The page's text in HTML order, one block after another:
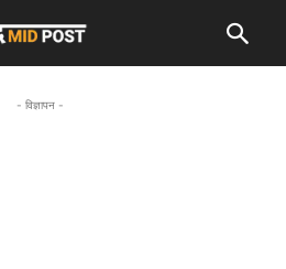
- विज्ञापन -